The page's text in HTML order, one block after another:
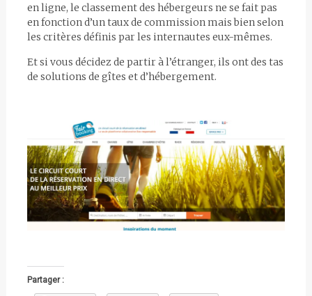
en ligne, le classement des hébergeurs ne se fait pas
en fonction d’un taux de commission mais bien selon
les critères définis par les internautes eux-mêmes.
Et si vous décidez de partir à l’étranger, ils ont des tas
de solutions de gîtes et d’hébergement.
Partager :